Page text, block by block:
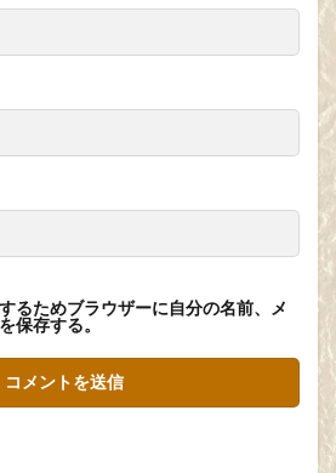
るためブラウザーに自分の名前、メ
保存する。